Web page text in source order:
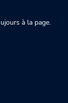
à la page.